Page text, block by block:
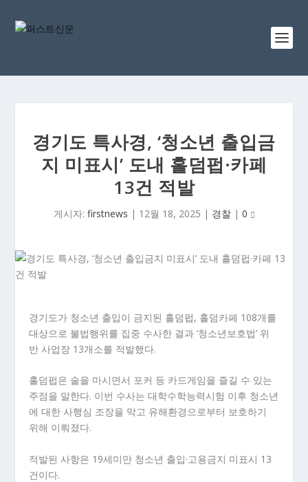
경기도 특사경, ‘청소년 출입금
지 미표시’ 도내 홀덤펍·카페
13건 적발
게시자: firstnews | 12월 18, 2025 | 경찰| 0
경기도가 청소년 출입이 금지된 홀덤펍, 홀덤카페 108개를
대상으로 불법행위를 집중 수사한 결과 ‘청소년보호법’ 위
반 사업장 13개소를 적발했다.
홀덤펍은 술을 마시면서 포커 등 카드게임을 즐길 수 있는
주점을 말한다. 이번 수사는 대학수학능력시험 이후 청소년
에 대한 사행심 조장을 막고 유해환경으로부터 보호하기
위해 이뤄졌다.
적발된 사항은 19세미만 청소년 출입·고용금지 미표시 13
건이다.